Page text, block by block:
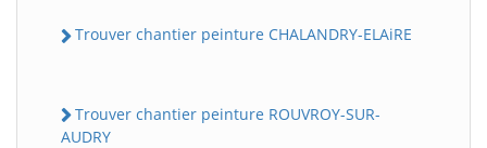
Trouver chantier peinture CHALANDRY-ELAiRE
Trouver chantier peinture ROUVROY-SUR-
AUDRY